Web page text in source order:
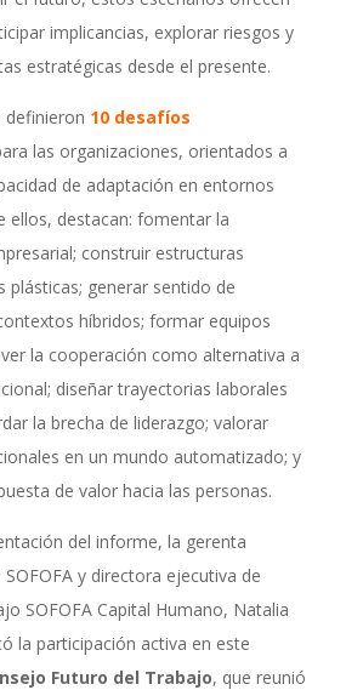
implicancias, explorar riesgos y
estratégicas desde el presente.
definieron 10 desafíos
las organizaciones, orientados a
de adaptación en entornos
ellos, destacan: fomentar la
construir estructuras
plásticas; generar sentido de
híbridos; formar equipos
la cooperación como alternativa a
diseñar trayectorias laborales
la brecha de liderazgo; valorar
en un mundo automatizado; y
de valor hacia las personas.
del informe, la gerenta
SOFOFA y directora ejecutiva de
SOFOFA Capital Humano, Natalia
la participación activa en este
Futuro del Trabajo, que reunió